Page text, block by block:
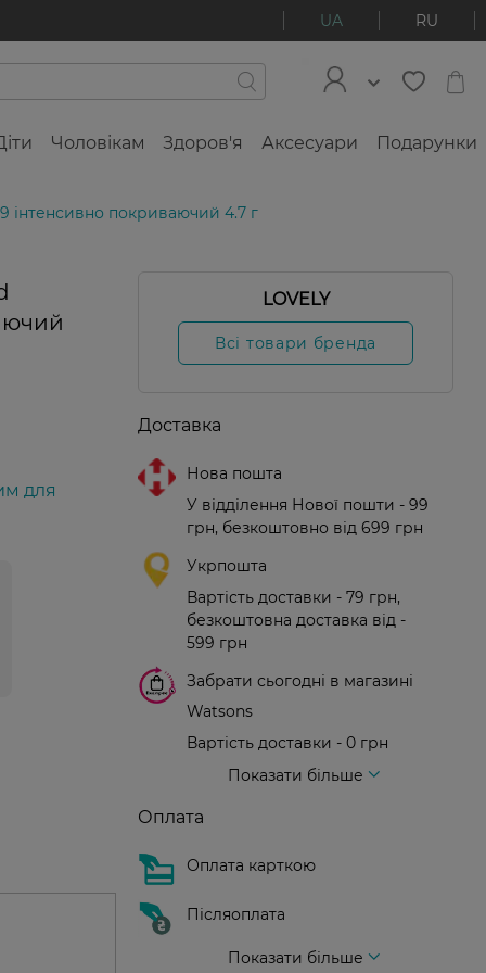
UA RU
Чоловікам Здоров'я Аксесуари Подарунки
інтенсивно покриваючий 4.7 г
для
LOVELY
Всі товари бренда
Доставка
Нова пошта
У відділення Нової пошти - 99
грн, безкоштовно від 699 грн
Укрпошта
Вартість доставки - 79 грн,
безкоштовна доставка від -
599 грн
Забрати сьогодні в магазині
Watsons
Вартість доставки - 0 грн
Показати більше
Оплата
Оплата карткою
Післяоплата
Показати більше